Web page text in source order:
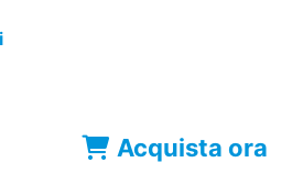
Acquista ora